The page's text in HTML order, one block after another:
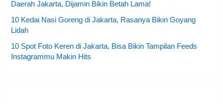
Daerah Jakarta, Dijamin Bikin Betah Lama!
10 Kedai Nasi Goreng di Jakarta, Rasanya Bikin Goyang
Lidah
10 Spot Foto Keren di Jakarta, Bisa Bikin Tampilan Feeds
Instagrammu Makin Hits